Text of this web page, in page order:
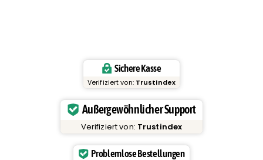
Sichere Kasse
Verifiziert von: Trustindex
Außergewöhnlicher Support
Verifiziert von: Trustindex
Problemlose Bestellungen